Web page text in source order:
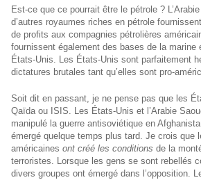
Est-ce que ce pourrait être le pétrole ?
d’autres royaumes riches en pétrole
de profits aux compagnies pétrolières
fournissent également des bases de la marine
États-Unis. Les États-Unis sont parfaitement
dictatures brutales tant qu’elles sont pro-
Soit dit en passant, je ne pense pas que les
Qaïda ou ISIS. Les États-Unis et l’Arabie
manipulé la guerre antisoviétique en
émergé quelque temps plus tard. Je crois que
américaines ont créé les conditions de la
terroristes. Lorsque les gens se sont rebellés
divers groupes ont émergé dans l’opposition.